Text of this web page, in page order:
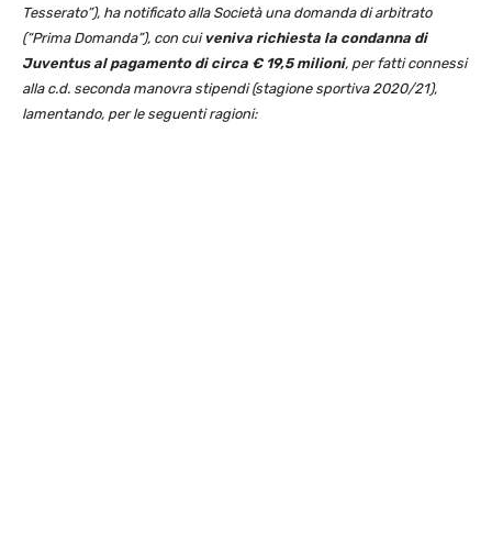
Tesserato”), ha notificato alla Società una domanda di arbitrato
(“Prima Domanda”), con cui veniva richiesta la condanna di
Juventus al pagamento di circa € 19,5 milioni, per fatti connessi
alla c.d. seconda manovra stipendi (stagione sportiva 2020/21),
lamentando, per le seguenti ragioni: